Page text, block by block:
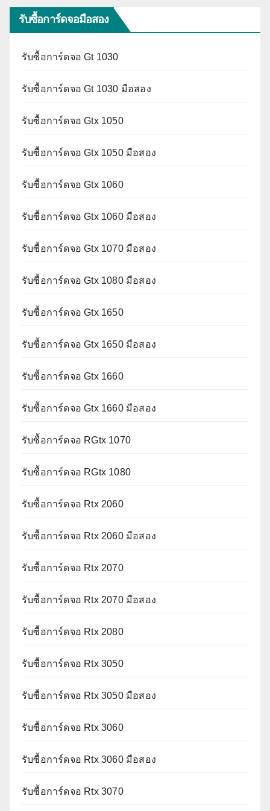
รับซื้อการ์ดจอมือสอง
รับซื้อการ์ดจอ Gt 1030
รับซื้อการ์ดจอ Gt 1030 มือสอง
รับซื้อการ์ดจอ Gtx 1050
รับซื้อการ์ดจอ Gtx 1050 มือสอง
รับซื้อการ์ดจอ Gtx 1060
รับซื้อการ์ดจอ Gtx 1060 มือสอง
รับซื้อการ์ดจอ Gtx 1070 มือสอง
รับซื้อการ์ดจอ Gtx 1080 มือสอง
รับซื้อการ์ดจอ Gtx 1650
รับซื้อการ์ดจอ Gtx 1650 มือสอง
รับซื้อการ์ดจอ Gtx 1660
รับซื้อการ์ดจอ Gtx 1660 มือสอง
รับซื้อการ์ดจอ RGtx 1070
รับซื้อการ์ดจอ RGtx 1080
รับซื้อการ์ดจอ Rtx 2060
รับซื้อการ์ดจอ Rtx 2060 มือสอง
รับซื้อการ์ดจอ Rtx 2070
รับซื้อการ์ดจอ Rtx 2070 มือสอง
รับซื้อการ์ดจอ Rtx 2080
รับซื้อการ์ดจอ Rtx 3050
รับซื้อการ์ดจอ Rtx 3050 มือสอง
รับซื้อการ์ดจอ Rtx 3060
รับซื้อการ์ดจอ Rtx 3060 มือสอง
รับซื้อการ์ดจอ Rtx 3070